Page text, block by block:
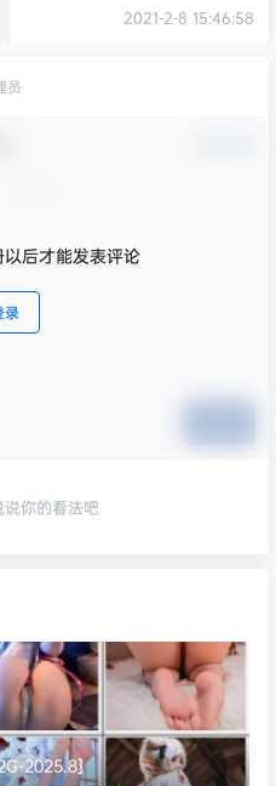
2021-2-8 15:46:58
员
后才能发表评论
录
你的看法吧
2025.8]